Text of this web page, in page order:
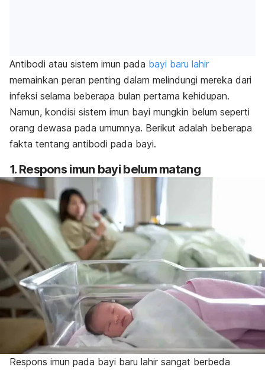
Antibodi atau sistem imun pada bayi baru lahir
memainkan peran penting dalam melindungi mereka dari
infeksi selama beberapa bulan pertama kehidupan.
Namun, kondisi sistem imun bayi mungkin belum seperti
orang dewasa pada umumnya. Berikut adalah beberapa
fakta tentang antibodi pada bayi.
1. Respons imun bayi belum matang
Respons imun pada bayi baru lahir sangat berbeda